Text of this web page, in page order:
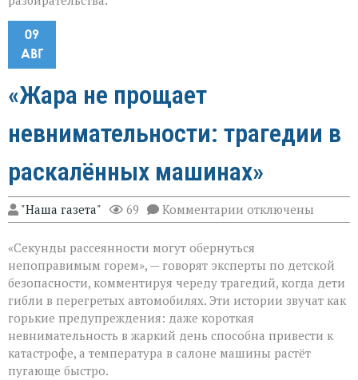
09
АВГ
«Жара не прощает
невнимательности: трагедии в
раскалённых машинах»
"Наша газета" 69 Комментарии к
записи
не
прощает
невнимательности:
трагедии
в
раскалённых
машинах»
отключены
«Секунды рассеянности могут обернуться
непоправимым горем», — говорят эксперты по детской
безопасности, комментируя череду трагедий, когда дети
гибли в перегретых автомобилях. Эти истории звучат как
горькие предупреждения: даже короткая
невнимательность в жаркий день способна привести к
катастрофе, а температура в салоне машины растёт
пугающе быстро.